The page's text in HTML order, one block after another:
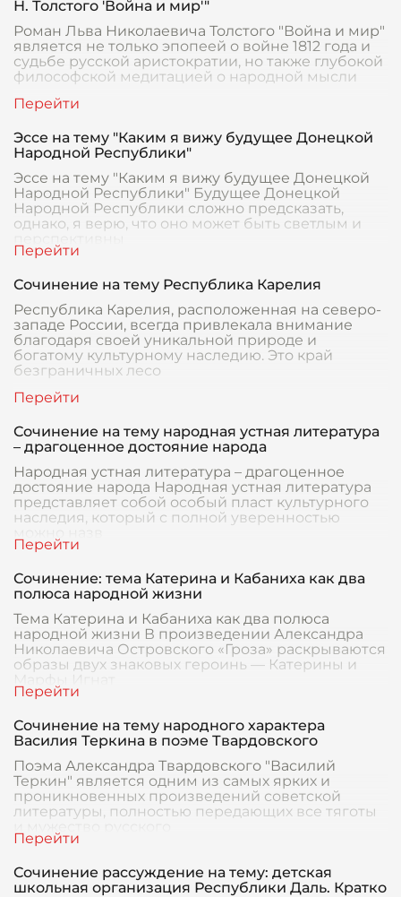
Н. Толстого 'Война и мир'"
Роман Льва Николаевича Толстого "Война и мир"
является не только эпопеей о войне 1812 года и
судьбе русской аристократии, но также глубокой
философской медитацией о народной мысли
Эссе на тему "Каким я вижу будущее Донецкой
Народной Республики"
Эссе на тему "Каким я вижу будущее Донецкой
Народной Республики" Будущее Донецкой
Народной Республики сложно предсказать,
однако, я верю, что оно может быть светлым и
Сочинение на тему Республика Карелия
Республика Карелия, расположенная на северо-
западе России, всегда привлекала внимание
благодаря своей уникальной природе и
богатому культурному наследию. Это край
безграничных лесо
Сочинение на тему народная устная литература
– драгоценное достояние народа
Народная устная литература – драгоценное
достояние народа Народная устная литература
представляет собой особый пласт культурного
наследия, который с полной уверенностью
Сочинение: тема Катерина и Кабаниха как два
полюса народной жизни
Тема Катерина и Кабаниха как два полюса
народной жизни В произведении Александра
Николаевича Островского «Гроза» раскрываются
образы двух знаковых героинь — Катерины и
Марфы Игнат
Сочинение на тему народного характера
Василия Теркина в поэме Твардовского
Поэма Александра Твардовского "Василий
Теркин" является одним из самых ярких и
проникновенных произведений советской
литературы, полностью передающих все тяготы
Сочинение рассуждение на тему: детская
школьная организация Республики Даль. Кратко